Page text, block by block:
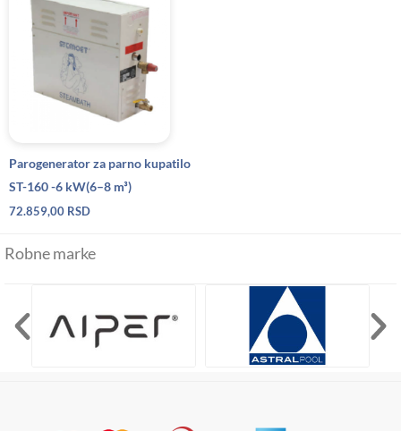
Parogenerator za parno kupatilo
ST-160 -6 kW(6–8 m³)
72.859,00 RSD
Robne marke